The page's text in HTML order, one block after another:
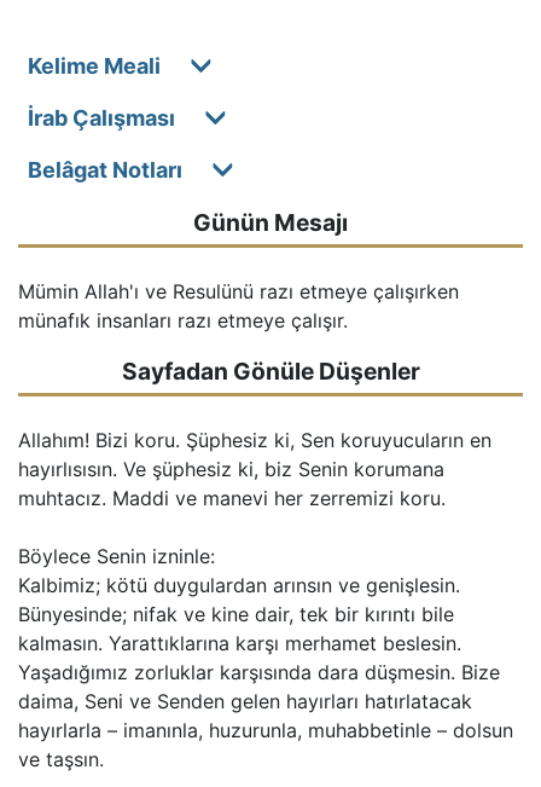
Kelime Meali
İrab Çalışması
Belâgat Notları
Günün Mesajı
Mümin Allah'ı ve Resulünü razı etmeye çalışırken
münafık insanları razı etmeye çalışır.
Sayfadan Gönüle Düşenler
Allahım! Bizi koru. Şüphesiz ki, Sen koruyucuların en
hayırlısısın. Ve şüphesiz ki, biz Senin korumana
muhtacız. Maddi ve manevi her zerremizi koru.
Böylece Senin izninle:
Kalbimiz; kötü duygulardan arınsın ve genişlesin.
Bünyesinde; nifak ve kine dair, tek bir kırıntı bile
kalmasın. Yarattıklarına karşı merhamet beslesin.
Yaşadığımız zorluklar karşısında dara düşmesin. Bize
daima, Seni ve Senden gelen hayırları hatırlatacak
hayırlarla – imanınla, huzurunla, muhabbetinle – dolsun
ve taşsın.